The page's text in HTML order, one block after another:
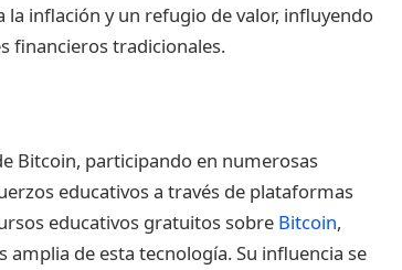
inflación y un refugio de valor, influyendo
financieros tradicionales.
Bitcoin, participando en numerosas
educativos a través de plataformas
educativos gratuitos sobre Bitcoin,
de esta tecnología. Su influencia se